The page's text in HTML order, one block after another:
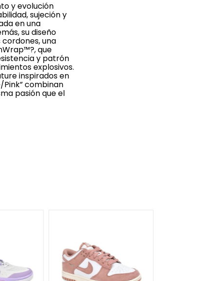
y evolución
sujeción y
en una
su diseño
una
que
y patrón
explosivos.
inspirados en
Pink” combinan
pasión que el